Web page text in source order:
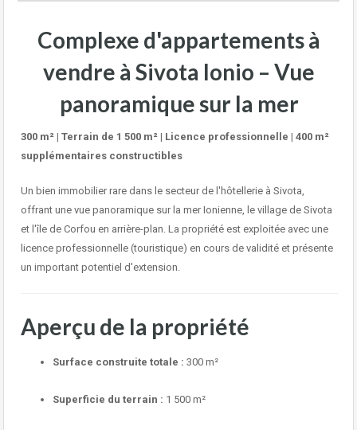
Complexe d'appartements à
vendre à Sivota Ionio – Vue
panoramique sur la mer
300 m² | Terrain de 1 500 m² | Licence professionnelle | 400 m²
supplémentaires constructibles
Un bien immobilier rare dans le secteur de l'hôtellerie à Sivota,
offrant une vue panoramique sur la mer Ionienne, le village de Sivota
et l'île de Corfou en arrière-plan. La propriété est exploitée avec une
licence professionnelle (touristique) en cours de validité et présente
un important potentiel d'extension.
Aperçu de la propriété
Surface construite totale : 300 m²
Superficie du terrain : 1 500 m²